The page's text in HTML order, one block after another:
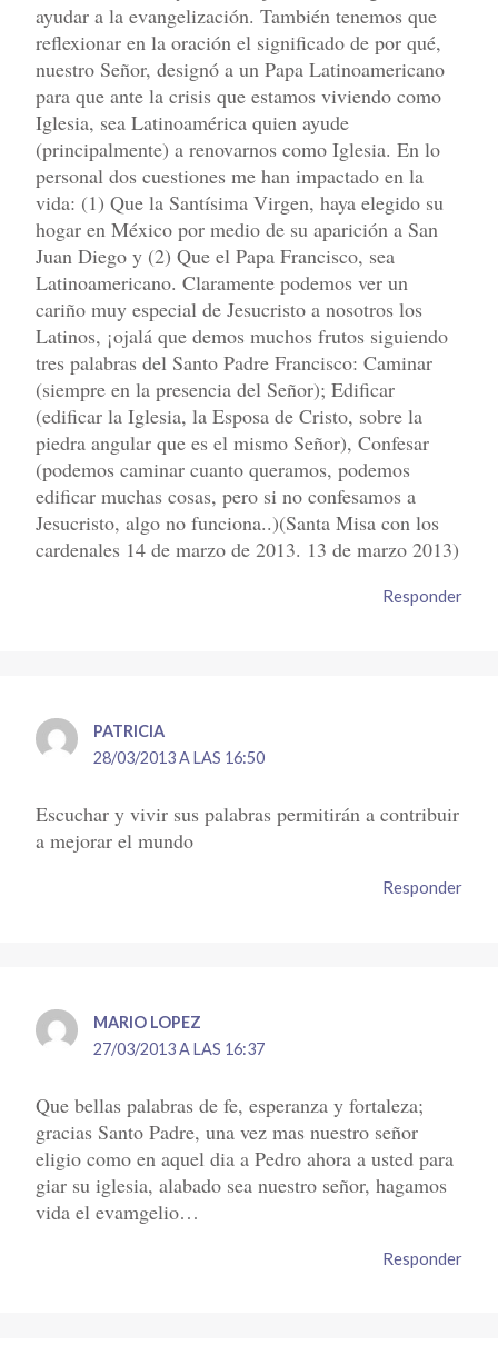
ayudar a la evangelización. También tenemos que
reflexionar en la oración el significado de por qué,
nuestro Señor, designó a un Papa Latinoamericano
para que ante la crisis que estamos viviendo como
Iglesia, sea Latinoamérica quien ayude
(principalmente) a renovarnos como Iglesia. En lo
personal dos cuestiones me han impactado en la
vida: (1) Que la Santísima Virgen, haya elegido su
hogar en México por medio de su aparición a San
Juan Diego y (2) Que el Papa Francisco, sea
Latinoamericano. Claramente podemos ver un
cariño muy especial de Jesucristo a nosotros los
Latinos, ¡ojalá que demos muchos frutos siguiendo
tres palabras del Santo Padre Francisco: Caminar
(siempre en la presencia del Señor); Edificar
(edificar la Iglesia, la Esposa de Cristo, sobre la
piedra angular que es el mismo Señor), Confesar
(podemos caminar cuanto queramos, podemos
edificar muchas cosas, pero si no confesamos a
Jesucristo, algo no funciona..)(Santa Misa con los
cardenales 14 de marzo de 2013. 13 de marzo 2013)
Responder
PATRICIA
28/03/2013 A LAS 16:50
Escuchar y vivir sus palabras permitirán a contribuir
a mejorar el mundo
Responder
MARIO LOPEZ
27/03/2013 A LAS 16:37
Que bellas palabras de fe, esperanza y fortaleza;
gracias Santo Padre, una vez mas nuestro señor
eligio como en aquel dia a Pedro ahora a usted para
giar su iglesia, alabado sea nuestro señor, hagamos
vida el evamgelio…
Responder